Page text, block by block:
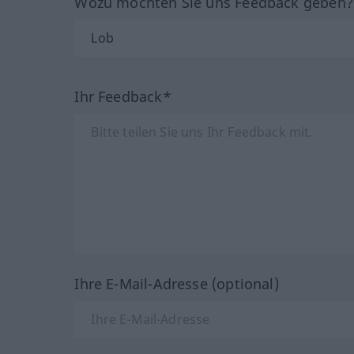
Ihr Feedback*
Ihre E-Mail-Adresse (optional)